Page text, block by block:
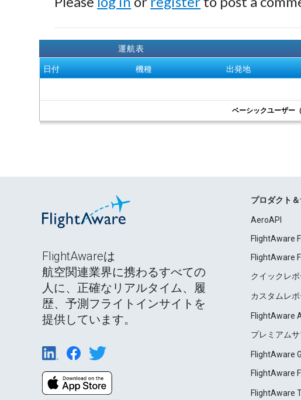
運航表
日付 機種 出発地
ベーシックユーザー
FlightAwareは
航空関連業界に携わるすべての
人に、正確なリアルタイム、履
歴、予測フライトインサイトを
提供しています。
プロダクト
AeroAPI
FlightAware
FlightAware
クイックレポ
カスタムレポ
FlightAware
プレミアム
FlightAware
FlightAware
FlightAware